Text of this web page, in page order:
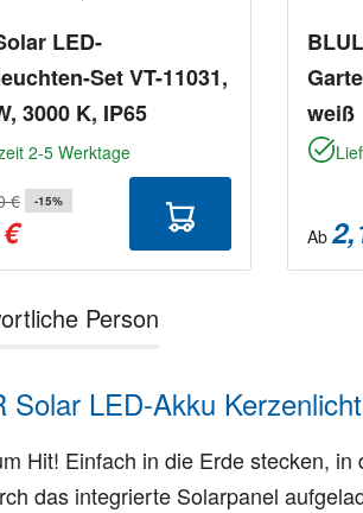
LED-
Set VT-11031,
3000 K, IP65
2-5 Werktage
€ -15%
weiß
Ab
Person
LED-Akku
Hit! Einfach in die Erde stecken,
das integrierte Solarpanel